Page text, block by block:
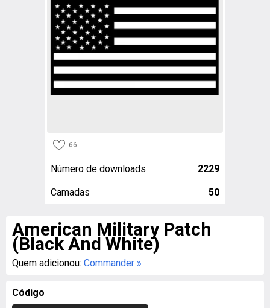
66
Número de downloads 2229
Camadas 50
American Military Patch
(Black And White)
Quem adicionou: Commander »
Código